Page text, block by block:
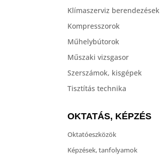
Klímaszerviz berendezések
Kompresszorok
Műhelybútorok
Műszaki vizsgasor
Szerszámok, kisgépek
Tisztítás technika
OKTATÁS, KÉPZÉS
Oktatóeszközök
Képzések, tanfolyamok